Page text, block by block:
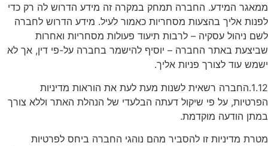
המידע. החברה תמחק במקרה זה מידע הדרוש לה רק כדי
אליך בהצעות מסחריות כאמור לעיל. מידע הדרוש לחברה
ניהול עסקיה – לרבות תיעוד פעולות מסחריות ואחרות
באתר החברה – יוסיף להישמר בחברה על-פי דין, אך לא
עוד לצורך פניות אליך.
1.12.החברה רשאית לשנות מעת לעת את הוראות מדיניות
על פי שיקול דעתה הבלעדי של הנהלת האתר וללא צורך
הודעה מוקדמת.
מדיניות זו להסביר מהם נוהגי החברה ביחס לפרטיות